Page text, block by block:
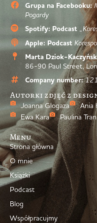
Grupa na Facebooku:
Pogardy
Spotify: Podcast
Apple: Podcast
Marta Dziok-
86-90 Paul Street,
Company number:
Autorki zdjęć z
Joanna Glogaza Ania
Ewa Kara
Paulina Tran
Menu
Strona główna
O mnie
Książki
Podcast
Blog
Współpracujmy